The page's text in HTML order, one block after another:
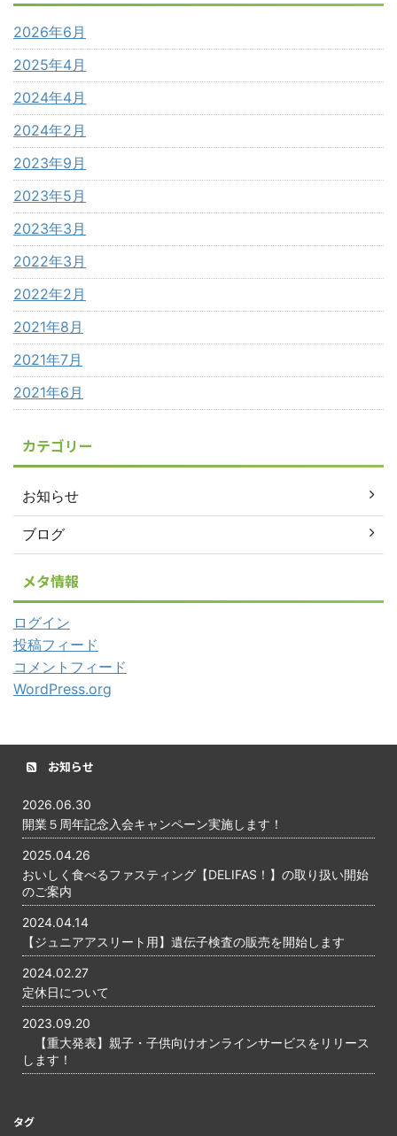
2026年6月
2025年4月
2024年4月
2024年2月
2023年9月
2023年5月
2023年3月
2022年3月
2022年2月
2021年8月
2021年7月
2021年6月
カテゴリー
お知らせ
ブログ
メタ情報
ログイン
投稿フィード
コメントフィード
WordPress.org
お知らせ
2026.06.30
開業５周年記念入会キャンペーン実施します！
2025.04.26
おいしく食べるファスティング【DELIFAS！】の取り扱い開始
のご案内
2024.04.14
【ジュニアアスリート用】遺伝子検査の販売を開始します
2024.02.27
定休日について
2023.09.20
【重大発表】親子・子供向けオンラインサービスをリリース
します！
タグ